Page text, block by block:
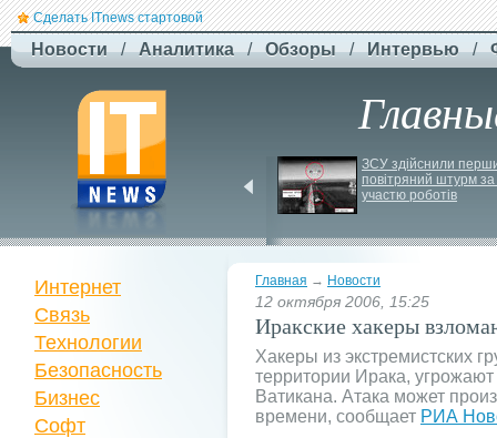
Сделать ITnews стартовой
Новости / Аналитика / Обзоры / Интервью /
стратегический
бомбардировщик B-
1
для ударов по Ирану
ЗСУ здійснили
повітряний штурм за
участю роботів
Главная → Новости
12 октября 2006, 15:25
Иракские хакеры
Хакеры из экстремистских
территории Ирака,
Ватикана. Атака может
времени, сообщает РИА
Интернет
Связь
Технологии
Безопасность
Бизнес
Софт